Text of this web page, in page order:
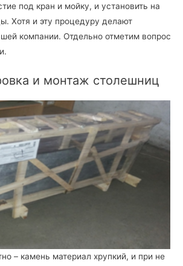
под кран и мойку, и установить на
Хотя и эту процедуру делают
компании. Отдельно отметим вопрос
и монтаж столешниц
– камень материал хрупкий, и при не